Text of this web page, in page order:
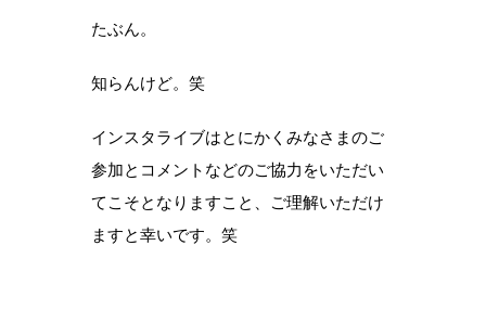
たぶん。
知らんけど。笑
インスタライブはとにかくみなさまのご
参加とコメントなどのご協力をいただい
てこそとなりますこと、ご理解いただけ
ますと幸いです。笑